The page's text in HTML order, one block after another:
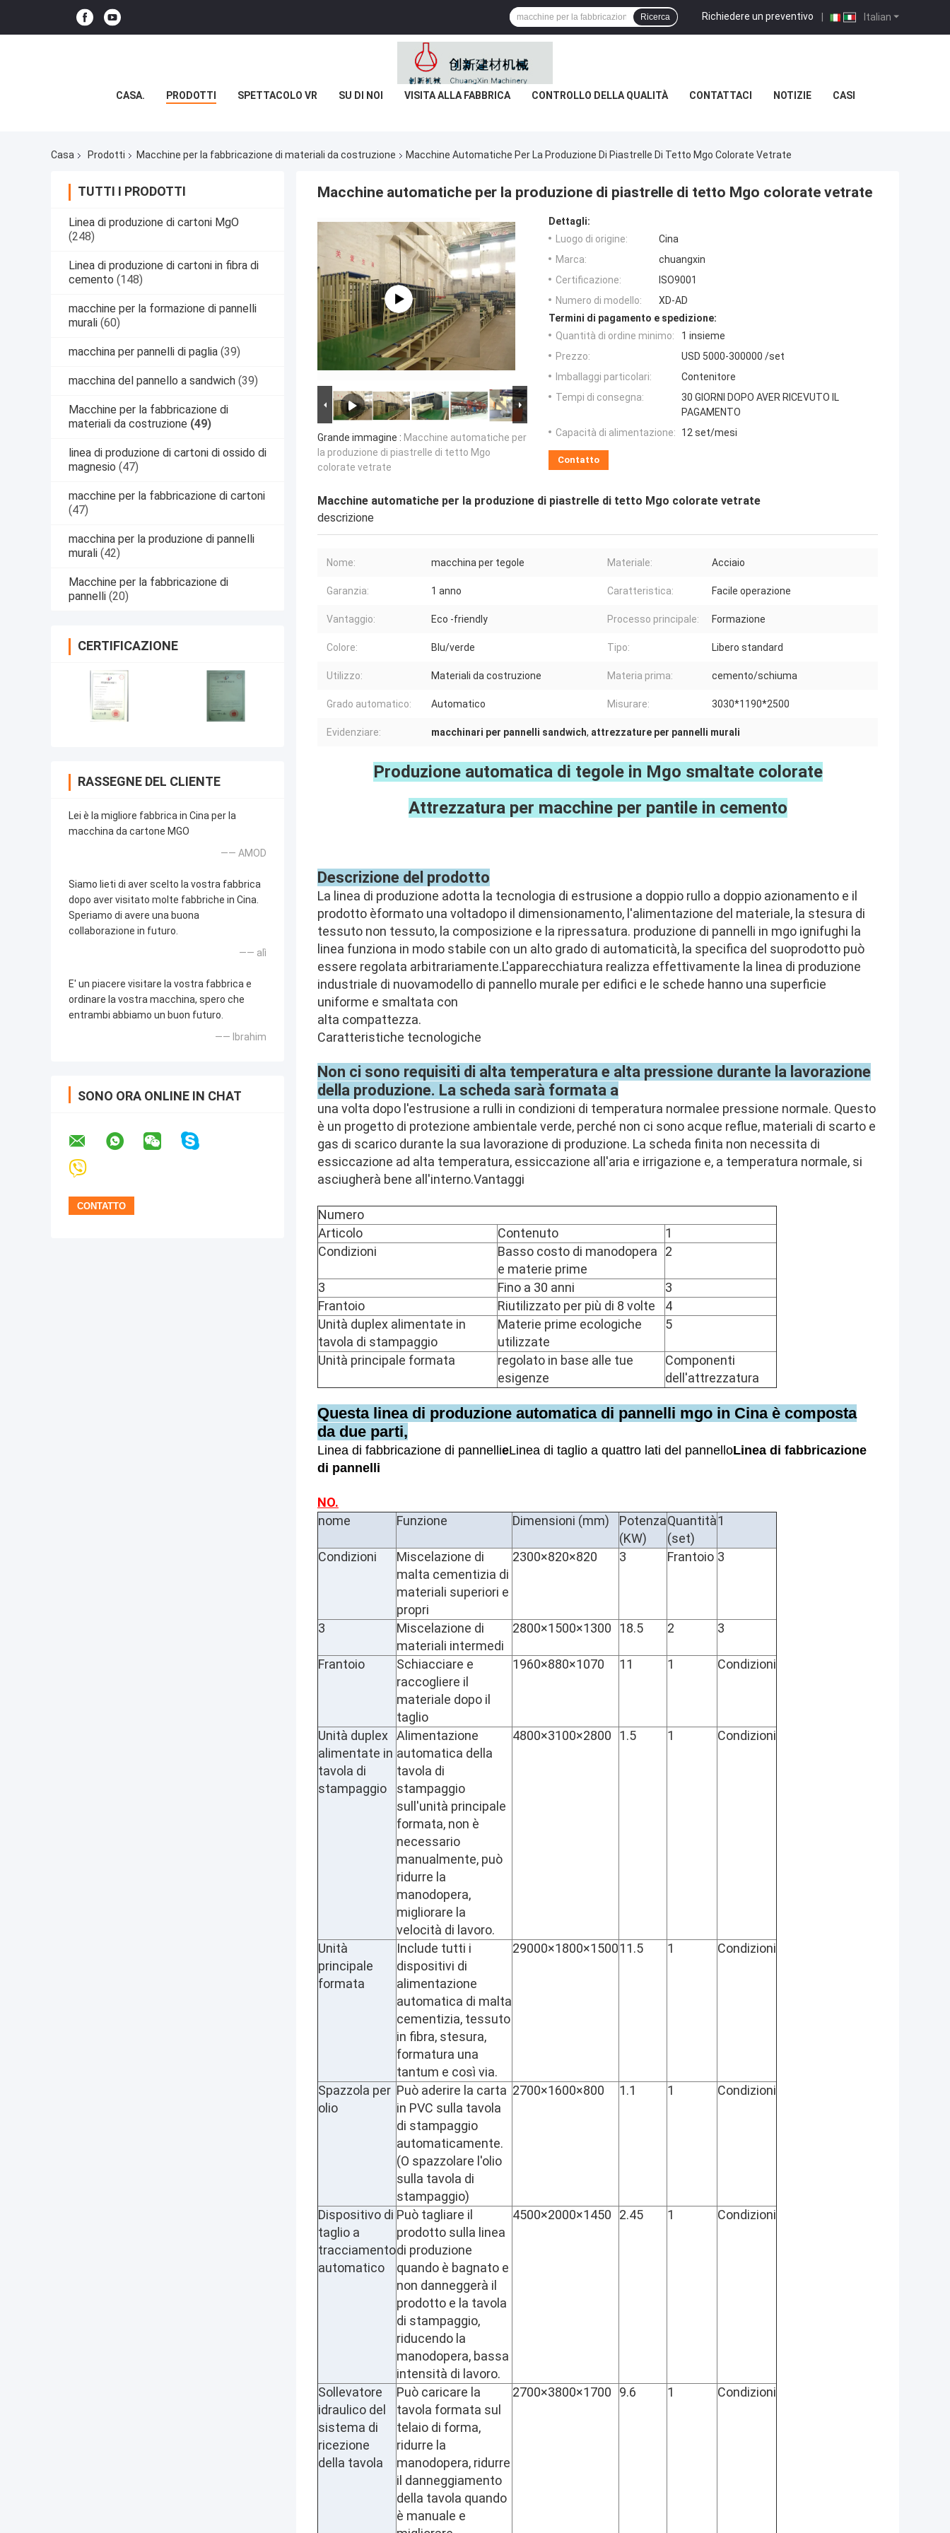
Italian
Richiedere un preventivo |
Ricerca
CASA. PRODOTTI SPETTACOLO VR SU DI NOI VISITA ALLA FABBRICA CONTROLLO DELLA QUALITÀ CONTATTACI NOTIZIE CASI
Casa Prodotti Macchine per la fabbricazione di materiali da costruzione Macchine Automatiche Per La Produzione Di Piastrelle Di Tetto Mgo Colorate Vetrate
TUTTI I PRODOTTI
Linea di produzione di cartoni MgO
(248)
Linea di produzione di cartoni in fibra di
cemento (148)
macchine per la formazione di pannelli
murali (60)
macchina per pannelli di paglia (39)
macchina del pannello a sandwich (39)
Macchine per la fabbricazione di
materiali da costruzione (49)
linea di produzione di cartoni di ossido di
magnesio (47)
macchine per la fabbricazione di cartoni
(47)
macchina per la produzione di pannelli
murali (42)
Macchine per la fabbricazione di
pannelli (20)
CERTIFICAZIONE
RASSEGNE DEL CLIENTE
Lei è la migliore fabbrica in Cina per la
macchina da cartone MGO
—— AMOD
Siamo lieti di aver scelto la vostra fabbrica
dopo aver visitato molte fabbriche in Cina.
Speriamo di avere una buona
collaborazione in futuro.
—— alì
E' un piacere visitare la vostra fabbrica e
ordinare la vostra macchina, spero che
entrambi abbiamo un buon futuro.
—— Ibrahim
SONO ORA ONLINE IN CHAT
Macchine automatiche per la produzione di piastrelle di tetto Mgo colorate vetrate
Grande immagine : Macchine automatiche per
la produzione di piastrelle di tetto Mgo
colorate vetrate
Dettagli:
Luogo di origine:
Cina
Marca:
chuangxin
Certificazione:
ISO9001
Numero di modello:
XD-AD
Termini di pagamento e spedizione:
Quantità di ordine minimo:
1 insieme
Prezzo:
USD 5000-300000 /set
Imballaggi particolari:
Contenitore
Tempi di consegna:
30 GIORNI DOPO AVER RICEVUTO IL
PAGAMENTO
Capacità di alimentazione:
12 set/mesi
Contatto
Macchine automatiche per la produzione di piastrelle di tetto Mgo colorate vetrate
descrizione
Nome: macchina per tegole Materiale: Acciaio
Garanzia: 1 anno Caratteristica: Facile operazione
Vantaggio: Eco -friendly Processo principale: Formazione
Colore: Blu/verde Tipo: Libero standard
Utilizzo: Materiali da costruzione Materia prima: cemento/schiuma
Grado automatico: Automatico Misurare: 3030*1190*2500
Evidenziare: macchinari per pannelli sandwich, attrezzature per pannelli murali
Produzione automatica di tegole in Mgo smaltate colorate
Attrezzatura per macchine per pantile in cemento
Descrizione del prodotto
La linea di produzione adotta la tecnologia di estrusione a doppio rullo a doppio azionamento e il
prodotto èformato una voltadopo il dimensionamento, l'alimentazione del materiale, la stesura di
tessuto non tessuto, la composizione e la ripressatura. produzione di pannelli in mgo ignifughi la
linea funziona in modo stabile con un alto grado di automaticità, la specifica del suoprodotto può
essere regolata arbitrariamente.L'apparecchiatura realizza effettivamente la linea di produzione
industriale di nuovamodello di pannello murale per edifici e le schede hanno una superficie
uniforme e smaltata con
alta compattezza.
Caratteristiche tecnologiche
Non ci sono requisiti di alta temperatura e alta pressione durante la lavorazione
della produzione. La scheda sarà formata a
una volta dopo l'estrusione a rulli in condizioni di temperatura normalee pressione normale. Questo
è un progetto di protezione ambientale verde, perché non ci sono acque reflue, materiali di scarto e
gas di scarico durante la sua lavorazione di produzione. La scheda finita non necessita di
essiccazione ad alta temperatura, essiccazione all'aria e irrigazione e, a temperatura normale, si
asciugherà bene all'interno.Vantaggi
Numero
Articolo
Contenuto
1
Condizioni
Basso costo di manodopera
e materie prime
2
3 Fino a 30 anni
3
Frantoio
Riutilizzato per più di 8 volte
4
Unità duplex alimentate in
tavola di stampaggio
Materie prime ecologiche
utilizzate
5
Unità principale formata
regolato in base alle tue
esigenze
Componenti
dell'attrezzatura
Questa linea di produzione automatica di pannelli mgo in Cina è composta
da due parti,
Linea di fabbricazione di pannellieLinea di taglio a quattro lati del pannelloLinea di fabbricazione
di pannelli
NO.
nome
Funzione Dimensioni (mm)
Potenza
(KW)
Quantità
(set)
1
Condizioni
Miscelazione di
malta cementizia di
materiali superiori e
propri
2300×820×820 3 Frantoio 3
3
Miscelazione di
materiali intermedi
2800×1500×1300 18.5 2 3
Frantoio
Schiacciare e
raccogliere il
materiale dopo il
taglio
1960×880×1070 11 1 Condizioni
Unità duplex
alimentate in
tavola di
stampaggio
Alimentazione
automatica della
tavola di
stampaggio
sull'unità principale
formata, non è
necessario
manualmente, può
ridurre la
manodopera,
migliorare la
velocità di lavoro.
4800×3100×2800 1.5 1 Condizioni
Unità
principale
formata
Include tutti i
dispositivi di
alimentazione
automatica di malta
cementizia, tessuto
in fibra, stesura,
formatura una
tantum e così via.
29000×1800×150011.5 1 Condizioni
Spazzola per
olio
Può aderire la carta
in PVC sulla tavola
di stampaggio
automaticamente.
(O spazzolare l'olio
sulla tavola di
stampaggio)
2700×1600×800 1.1 1 Condizioni
Dispositivo di
taglio a
tracciamento
automatico
Può tagliare il
prodotto sulla linea
di produzione
quando è bagnato e
non danneggerà il
prodotto e la tavola
di stampaggio,
riducendo la
manodopera, bassa
intensità di lavoro.
4500×2000×1450 2.45 1 Condizioni
Sollevatore
idraulico del
sistema di
ricezione
della tavola
Può caricare la
tavola formata sul
telaio di forma,
ridurre la
manodopera, ridurre
il danneggiamento
della tavola quando
è manuale e
2700×3800×1700 9.6 1 Condizioni